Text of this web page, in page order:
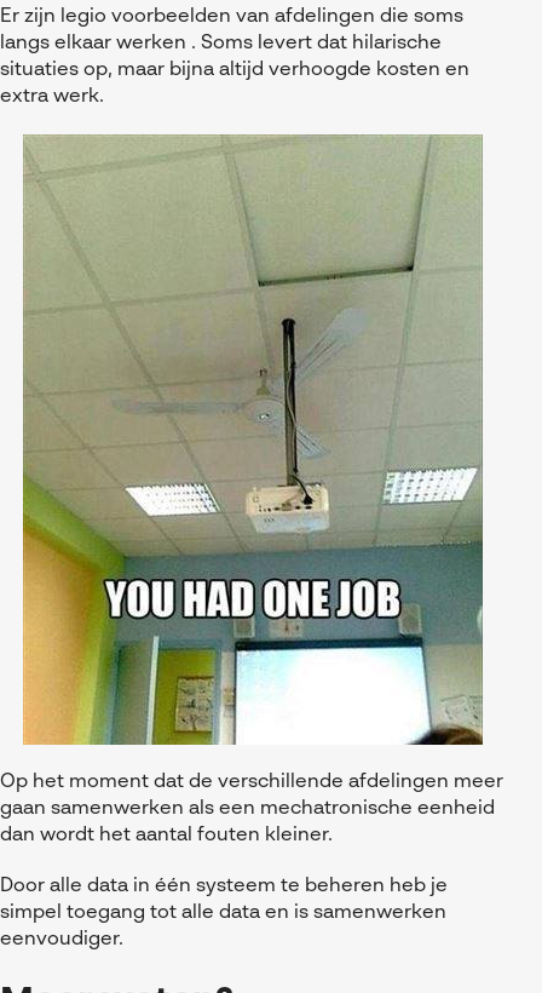
Er zijn legio voorbeelden van afdelingen die soms
langs elkaar werken . Soms levert dat hilarische
situaties op, maar bijna altijd verhoogde kosten en
extra werk.
Op het moment dat de verschillende afdelingen meer
gaan samenwerken als een mechatronische eenheid
dan wordt het aantal fouten kleiner.
Door alle data in één systeem te beheren heb je
simpel toegang tot alle data en is samenwerken
eenvoudiger.